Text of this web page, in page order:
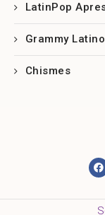
LatinPop
Grammy Latino
Chismes